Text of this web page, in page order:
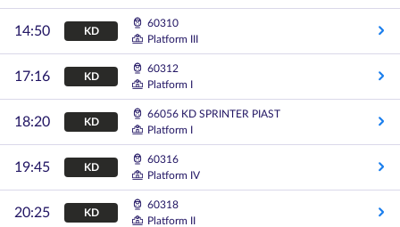
14:50 KD
60310
Platform III
17:16 KD
60312
Platform I
18:20 KD
66056 KD SPRINTER PIAST
Platform I
19:45 KD
60316
Platform IV
20:25 KD
60318
Platform II